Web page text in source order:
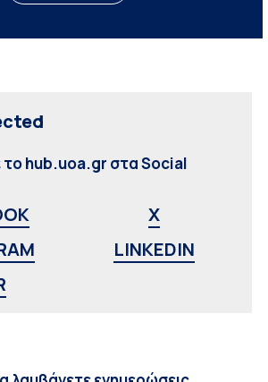
hub.uoa.gr στα Social
X
LINKEDIN